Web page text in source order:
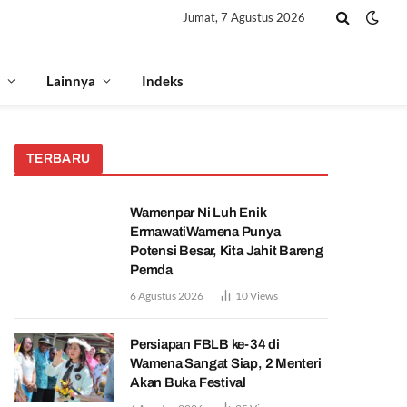
Jumat, 7 Agustus 2026
Lainnya Indeks
TERBARU
Wamenpar Ni Luh Enik
ErmawatiWamena Punya
Potensi Besar, Kita Jahit Bareng
Pemda
6 Agustus 2026 10Views
Persiapan FBLB ke-34 di
Wamena Sangat Siap, 2 Menteri
Akan Buka Festival